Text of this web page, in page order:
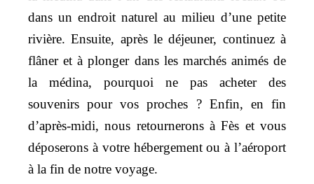
dans un endroit naturel au milieu d’une petite
rivière. Ensuite, après le déjeuner, continuez à
flâner et à plonger dans les marchés animés de
la médina, pourquoi ne pas acheter des
souvenirs pour vos proches ? Enfin, en fin
d’après-midi, nous retournerons à Fès et vous
déposerons à votre hébergement ou à l’aéroport
à la fin de notre voyage.